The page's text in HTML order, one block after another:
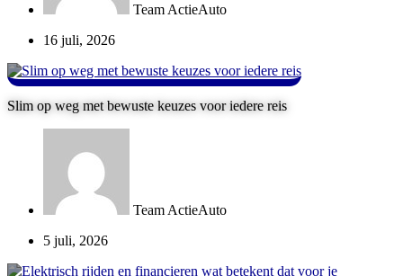
Team ActieAuto
16 juli, 2026
Slim op weg met bewuste keuzes voor iedere reis
Team ActieAuto
5 juli, 2026